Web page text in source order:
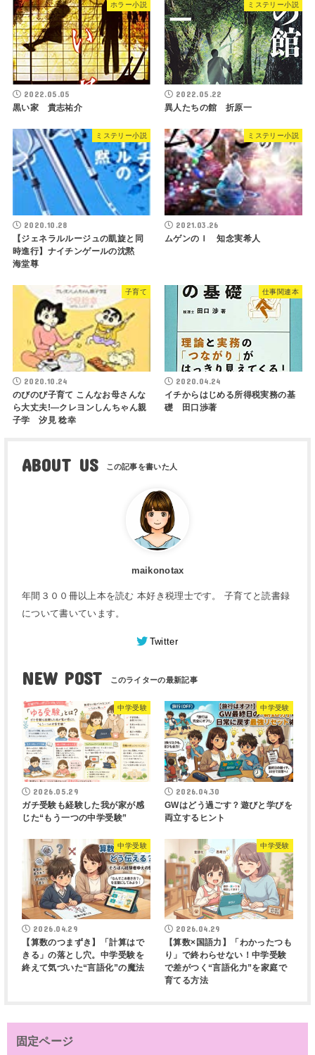
ホラー小説
2022.05.05
黒い家 貴志祐介
ミステリー小説
2022.05.22
異人たちの館 折原一
ミステリー小説
2020.10.28
【ジェネラルルージュの凱旋と同
時進行】ナイチンゲールの沈黙
海堂尊
ミステリー小説
2021.03.26
ムゲンのＩ 知念実希人
子育て
2020.10.24
のびのび子育て こんなお母さんな
ら大丈夫!―クレヨンしんちゃん親
子学 汐見 稔幸
仕事関連本
2020.04.24
イチからはじめる所得税実務の基
礎 田口渉著
ABOUT US
maikonotax
年間３００冊以上本を読む 本好き税理士です。 子育てと読書録
について書いています。
Twitter
NEW POST
中学受験
2026.05.29
ガチ受験も経験した我が家が感
じた“もう一つの中学受験”
中学受験
2026.04.30
GWはどう過ごす？遊びと学びを
両立するヒント
中学受験
2026.04.29
【算数のつまずき】「計算はで
きる」の落とし穴。中学受験を
終えて気づいた“言語化”の魔法
中学受験
2026.04.29
【算数×国語力】「わかったつも
り」で終わらせない！中学受験
で差がつく“言語化力”を家庭で
育てる方法
固定ページ